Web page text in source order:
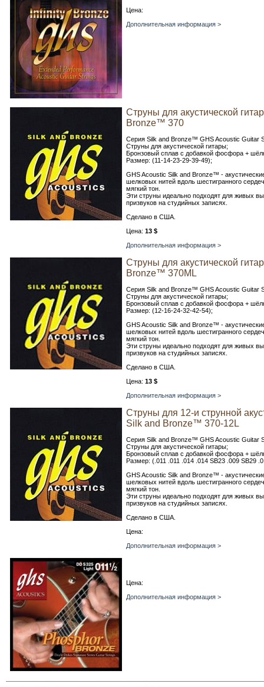
Цена:
Дополнительная информация >
Струны для акустической
Bronze™ 370
Серия Silk and Bronze™ GHS Acoustic Guitar
Струны для акустической гитары;
Бронзовый сплав с добавкой фосфора +
Размер: (11-14-23-29-39-49);
GHS Acoustic Silk and Bronze™ -
шелковых нитей вдоль шестигранного
мягкий тон.
Эти струны идеально подходят для живых
призвуков на студийных записях.
Сделано в США.
Цена: 13 $
Дополнительная информация >
Струны для акустической
Bronze™ 370ML
Серия Silk and Bronze™ GHS Acoustic Guitar
Струны для акустической гитары;
Бронзовый сплав с добавкой фосфора +
Размер: (12-16-24-32-42-54);
GHS Acoustic Silk and Bronze™ -
шелковых нитей вдоль шестигранного
мягкий тон.
Эти струны идеально подходят для живых
призвуков на студийных записях.
Сделано в США.
Цена: 13 $
Дополнительная информация >
Струны для 12-и струнной
Silk and Bronze™ 370-12L
Серия Silk and Bronze™ GHS Acoustic Guitar
Струны для акустической гитары;
Бронзовый сплав с добавкой фосфора +
Размер: (.011 .011 .014 .014 SB23 .009 SB29
GHS Acoustic Silk and Bronze™ -
шелковых нитей вдоль шестигранного
мягкий тон.
Эти струны идеально подходят для живых
призвуков на студийных записях.
Сделано в США.
Цена:
Дополнительная информация >
Цена:
Дополнительная информация >